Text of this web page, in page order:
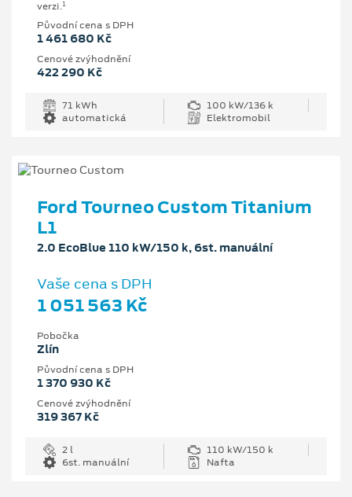
verzi.1
Původní cena s DPH
1 461 680 Kč
Cenové zvýhodnění
422 290 Kč
71 kWh
100 kW/136 k
automatická
Elektromobil
Ford Tourneo Custom Titanium
L1
2.0 EcoBlue 110 kW/150 k, 6st. manuální
Vaše cena s DPH
1 051 563 Kč
Pobočka
Zlín
Původní cena s DPH
1 370 930 Kč
Cenové zvýhodnění
319 367 Kč
2 l
110 kW/150 k
6st. manuální
Nafta